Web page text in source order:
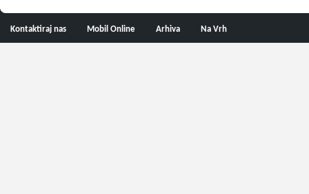
Kontaktiraj nas Mobil Online Arhiva Na Vrh